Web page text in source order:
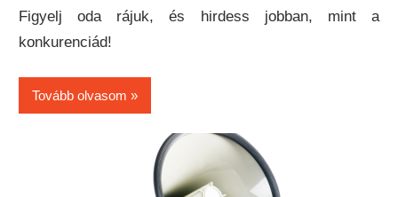
Figyelj oda rájuk, és hirdess jobban, mint a
konkurenciád!
Tovább olvasom